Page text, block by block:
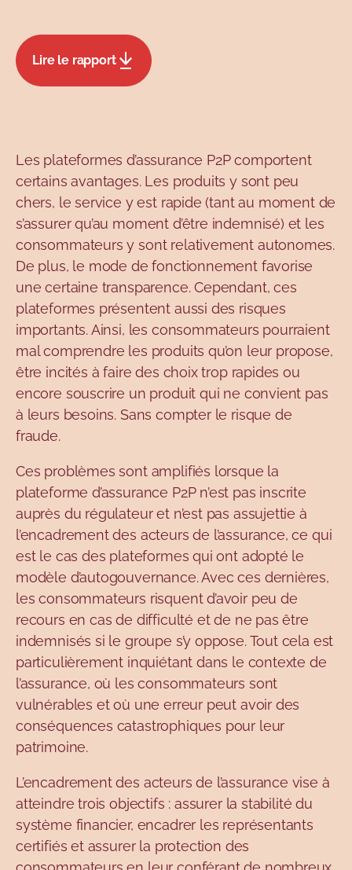
Lire le rapport
Les plateformes d’assurance P2P comportent
certains avantages. Les produits y sont peu
chers, le service y est rapide (tant au moment de
s’assurer qu’au moment d’être indemnisé) et les
consommateurs y sont relativement autonomes.
De plus, le mode de fonctionnement favorise
une certaine transparence. Cependant, ces
plateformes présentent aussi des risques
importants. Ainsi, les consommateurs pourraient
mal comprendre les produits qu’on leur propose,
être incités à faire des choix trop rapides ou
encore souscrire un produit qui ne convient pas
à leurs besoins. Sans compter le risque de
fraude.
Ces problèmes sont amplifiés lorsque la
plateforme d’assurance P2P n’est pas inscrite
auprès du régulateur et n’est pas assujettie à
l’encadrement des acteurs de l’assurance, ce qui
est le cas des plateformes qui ont adopté le
modèle d’autogouvernance. Avec ces dernières,
les consommateurs risquent d’avoir peu de
recours en cas de difficulté et de ne pas être
indemnisés si le groupe s’y oppose. Tout cela est
particulièrement inquiétant dans le contexte de
l’assurance, où les consommateurs sont
vulnérables et où une erreur peut avoir des
conséquences catastrophiques pour leur
patrimoine.
L’encadrement des acteurs de l’assurance vise à
atteindre trois objectifs : assurer la stabilité du
système financier, encadrer les représentants
certifiés et assurer la protection des